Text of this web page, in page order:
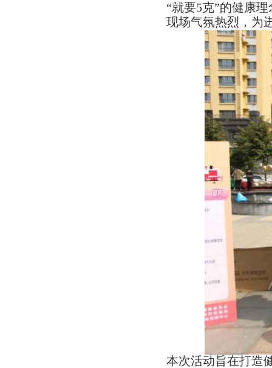
“就要5克”的健康
现场气氛热烈，为
本次活动旨在打造